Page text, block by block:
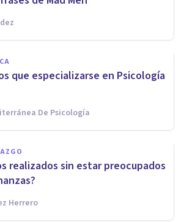
que especializarse en Psicología
De Psicología
realizados sin estar preocupados
Herrero